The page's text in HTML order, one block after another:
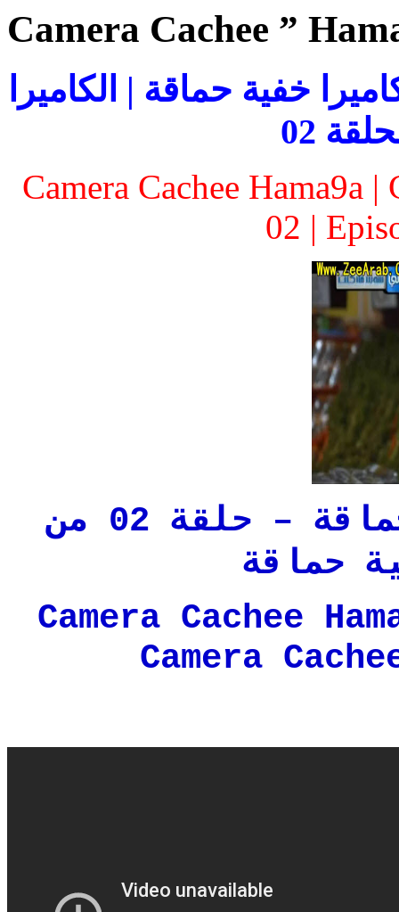
Camera Cachee ”
خفية حماقة | الحلقة 02 للكاميرا خفية حماقة | الكاميرا
02
Camera Cachee Hama9a |
02 |
حلقات الكاميرا خفية حماقة – حلقة 02 من
حماقة
Camera Cachee
Camera